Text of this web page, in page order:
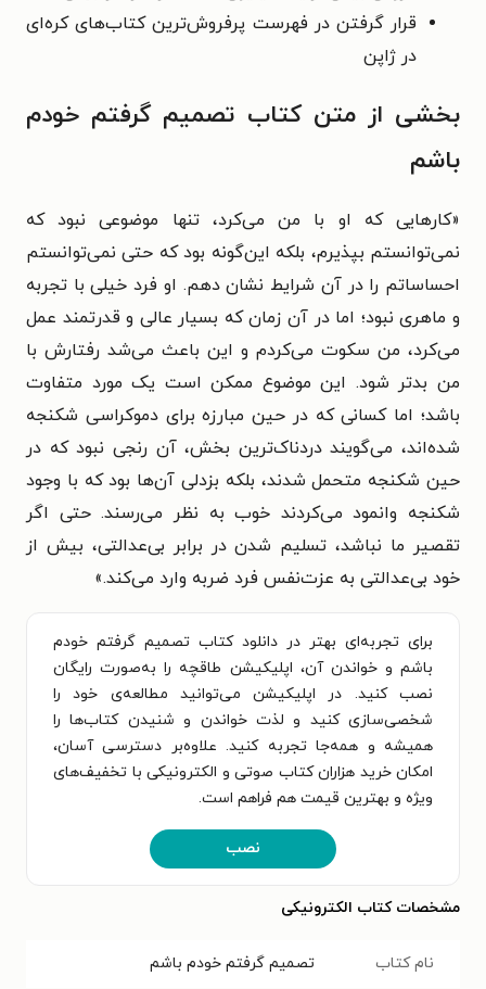
قرار گرفتن در فهرست پرفروش‌ترین کتاب‌های کره‌ای
در ژاپن
بخشی از متن کتاب تصمیم گرفتم خودم
باشم
«کارهایی که او با من می‌کرد، تنها موضوعی نبود که
نمی‌توانستم بپذیرم، بلکه این‌گونه بود که حتی نمی‌توانستم
احساساتم را در آن شرایط نشان دهم. او فرد خیلی با تجربه
و ماهری نبود؛ اما در آن زمان که بسیار عالی و قدرتمند عمل
می‌کرد، من سکوت می‌کردم و این باعث می‌شد رفتارش با
من بدتر شود. این موضوع ممکن است یک مورد متفاوت
باشد؛ اما کسانی که در حین مبارزه برای دموکراسی شکنجه
شده‌اند، می‌گویند دردناک‌ترین بخش، آن رنجی نبود که در
حین شکنجه متحمل شدند، بلکه بزدلی آن‌ها بود که با وجود
شکنجه وانمود می‌کردند خوب به نظر می‌رسند. حتی اگر
تقصیر ما نباشد، تسلیم شدن در برابر بی‌عدالتی، بیش از
خود بی‌عدالتی به عزت‌نفس فرد ضربه وارد می‌کند.»
برای تجربه‌ای بهتر در دانلود کتاب تصمیم گرفتم خودم
باشم و خواندن آن، اپلیکیشن طاقچه را به‌صورت رایگان
نصب کنید. در اپلیکیشن می‌توانید مطالعه‌ی خود را
شخصی‌سازی کنید و لذت خواندن و شنیدن کتاب‌ها را
همیشه و همه‌جا تجربه کنید. علاوه‌بر دسترسی آسان،
امکان خرید هزاران کتاب صوتی و الکترونیکی با تخفیف‌های
ویژه و بهترین قیمت هم فراهم است.
نصب
مشخصات کتاب الکترونیکی
نام کتاب تصمیم گرفتم خودم باشم